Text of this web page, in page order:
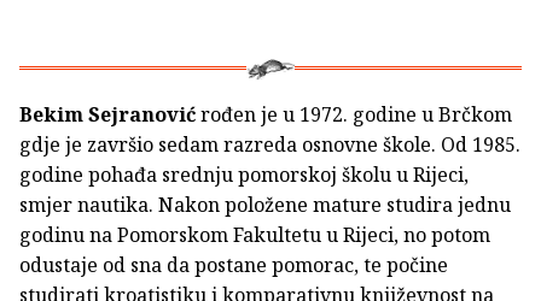
Bekim Sejranovićrođen je u 1972. godine u Brčkom
gdje je završio sedam razreda osnovne škole. Od 1985.
godine pohađa srednju pomorskoj školu u Rijeci,
smjer nautika. Nakon položene mature studira jednu
godinu na Pomorskom Fakultetu u Rijeci, no potom
odustaje od sna da postane pomorac, te počine
studirati kroatistiku i komparativnu književnost na